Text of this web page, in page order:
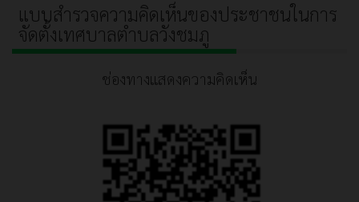
แบบสำรวจความคิดเห็นของประชาชนในการ
จัดตั้งเทศบาลตำบลวังชมภู
ช่องทางแสดงความคิดเห็น